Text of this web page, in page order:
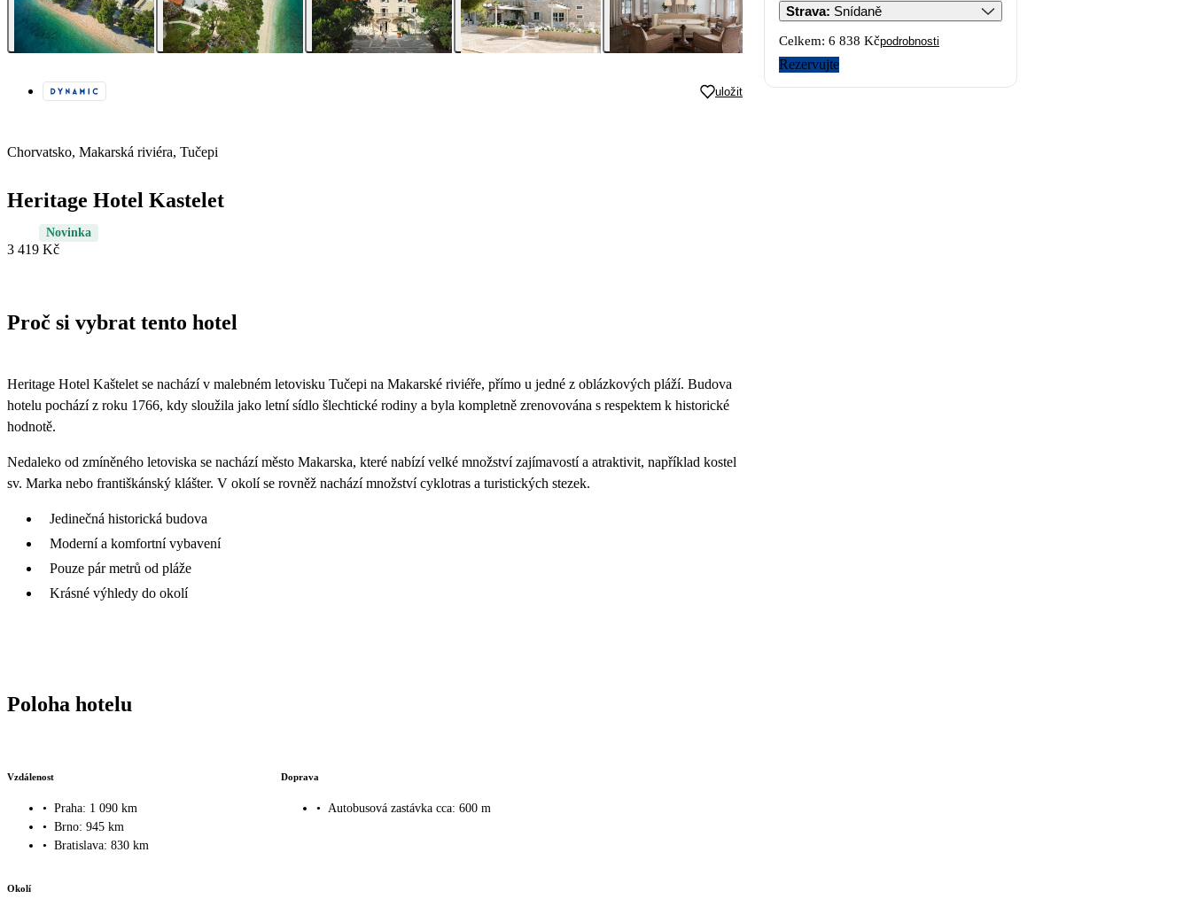
uložit
Chorvatsko, Makarská riviéra, Tučepi
Heritage Hotel Kastelet
Novinka
3 419 Kč
Proč si vybrat tento hotel
Heritage Hotel Kaštelet se nachází v malebném letovisku Tučepi na Makarské riviéře, přímo u jedné z oblázkových pláží. Budova
hotelu pochází z roku 1766, kdy sloužila jako letní sídlo šlechtické rodiny a byla kompletně zrenovována s respektem k historické
hodnotě.
Nedaleko od zmíněného letoviska se nachází město Makarska, které nabízí velké množství zajímavostí a atraktivit, například kostel
sv. Marka nebo františkánský klášter. V okolí se rovněž nachází množství cyklotras a turistických stezek.
Jedinečná historická budova
Moderní a komfortní vybavení
Pouze pár metrů od pláže
Krásné výhledy do okolí
Poloha hotelu
Vzdálenost
• Praha: 1 090 km
• Brno: 945 km
• Bratislava: 830 km
Doprava
• Autobusová zastávka cca: 600 m
Okolí
Strava: Snídaně
Celkem: 6 838 Kčpodrobnosti
Rezervujte